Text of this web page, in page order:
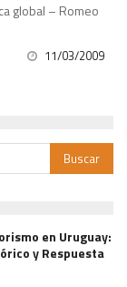
global – Romeo
11/03/2009
en Uruguay:
y Respuesta